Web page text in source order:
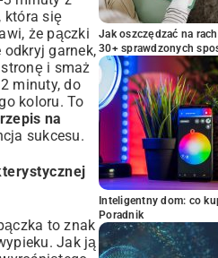
która się
że pączki
garnek,
i smaż
minuty, do
koloru. To
na
sukcesu.
to znak
Jak ją
Jak oszczędzać na
30+ sprawdzonych
Inteligentny dom: co
Poradnik